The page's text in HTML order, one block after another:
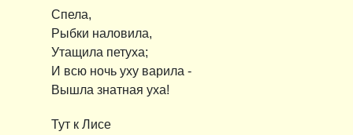
Спела,
Рыбки наловила,
Утащила петуха;
И всю ночь уху варила -
Вышла знатная уха!
Тут к Лисе